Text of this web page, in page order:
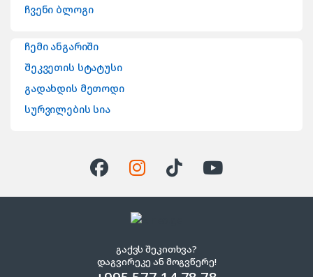
ჩვენი ბლოგი
ჩემი ანგარიში
შეკვეთის სტატუსი
გადახდის მეთოდი
სურვილების სია
გაქვს შეკითხვა?
დაგვირეკე ან მოგვწერე!